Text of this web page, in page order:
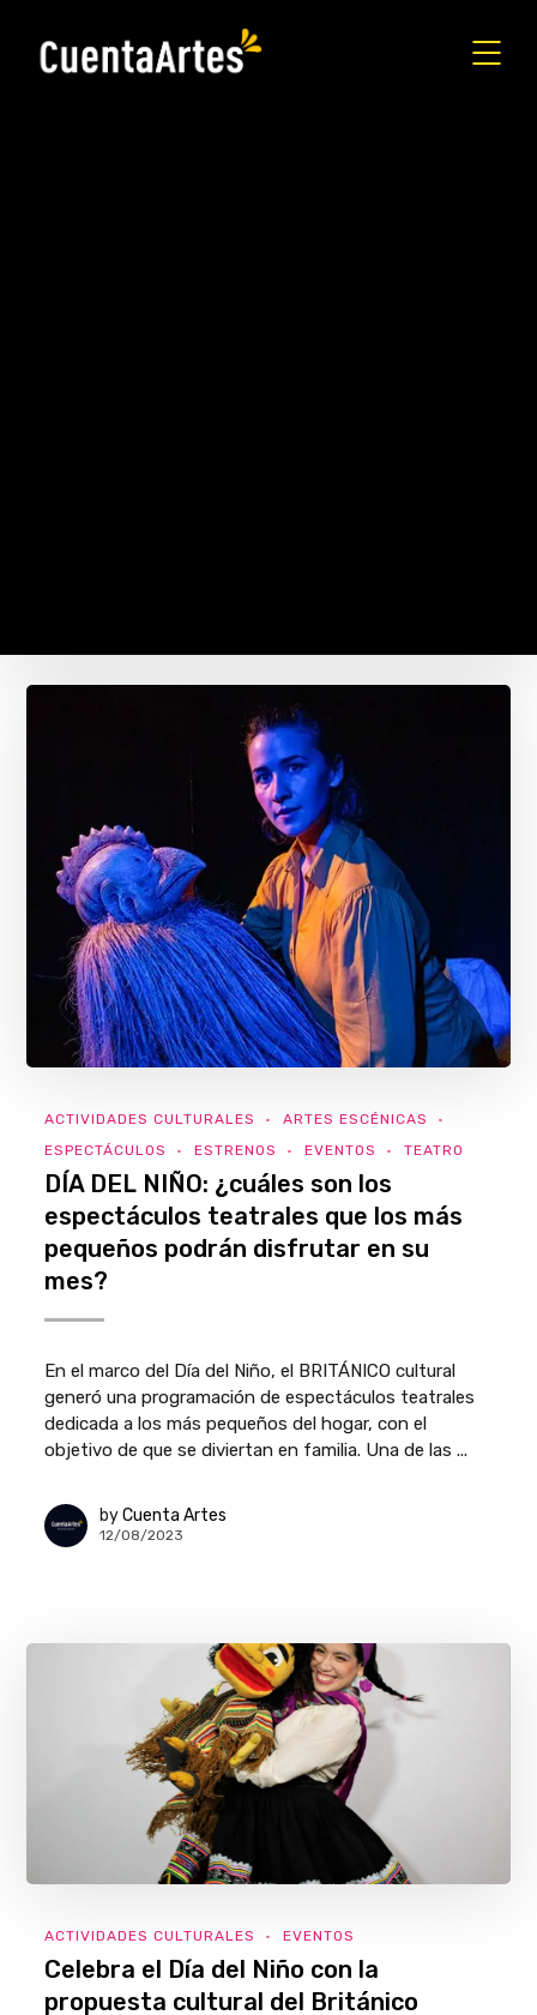
ACTIVIDADES CULTURALES
ARTES ESCÉNICAS
ESPECTÁCULOS
ESTRENOS EVENTOS TEATRO
DÍA DEL NIÑO: ¿cuáles son los
espectáculos teatrales que los más
pequeños podrán disfrutar en su
mes?
En el marco del Día del Niño, el BRITÁNICO cultural
generó una programación de espectáculos teatrales
dedicada a los más pequeños del hogar, con el
objetivo de que se diviertan en familia. Una de las ...
by Cuenta Artes
12/08/2023
ACTIVIDADES CULTURALES EVENTOS
Celebra el Día del Niño con la
propuesta cultural del Británico